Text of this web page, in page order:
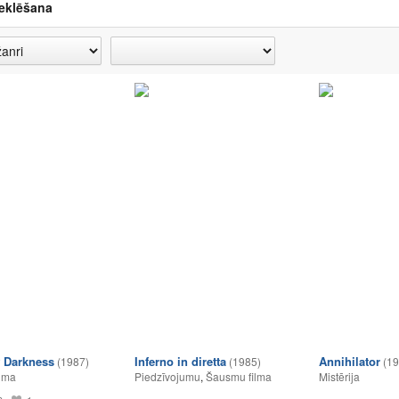
(1987)
Inferno in diretta (1985)
Piedzīvojumu, Šausmu filma
Annihilator
Mistērija